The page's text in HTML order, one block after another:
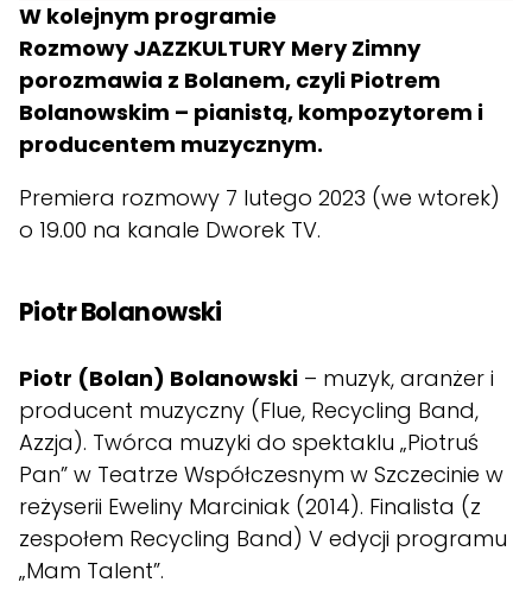
W kolejnym programie
Rozmowy JAZZKULTURY Mery Zimny
porozmawia z Bolanem, czyli Piotrem
Bolanowskim – pianistą, kompozytorem i
producentem muzycznym.
Premiera rozmowy 7 lutego 2023 (we wtorek)
o 19.00 na kanale Dworek TV.
Piotr Bolanowski
Piotr (Bolan) Bolanowski – muzyk, aranżer i
producent muzyczny (Flue, Recycling Band,
Azzja). Twórca muzyki do spektaklu „Piotruś
Pan” w Teatrze Współczesnym w Szczecinie w
reżyserii Eweliny Marciniak (2014). Finalista (z
zespołem Recycling Band) V edycji programu
„Mam Talent”.